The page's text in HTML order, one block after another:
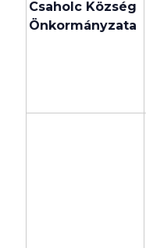
Csaholc Község
Önkormányzata